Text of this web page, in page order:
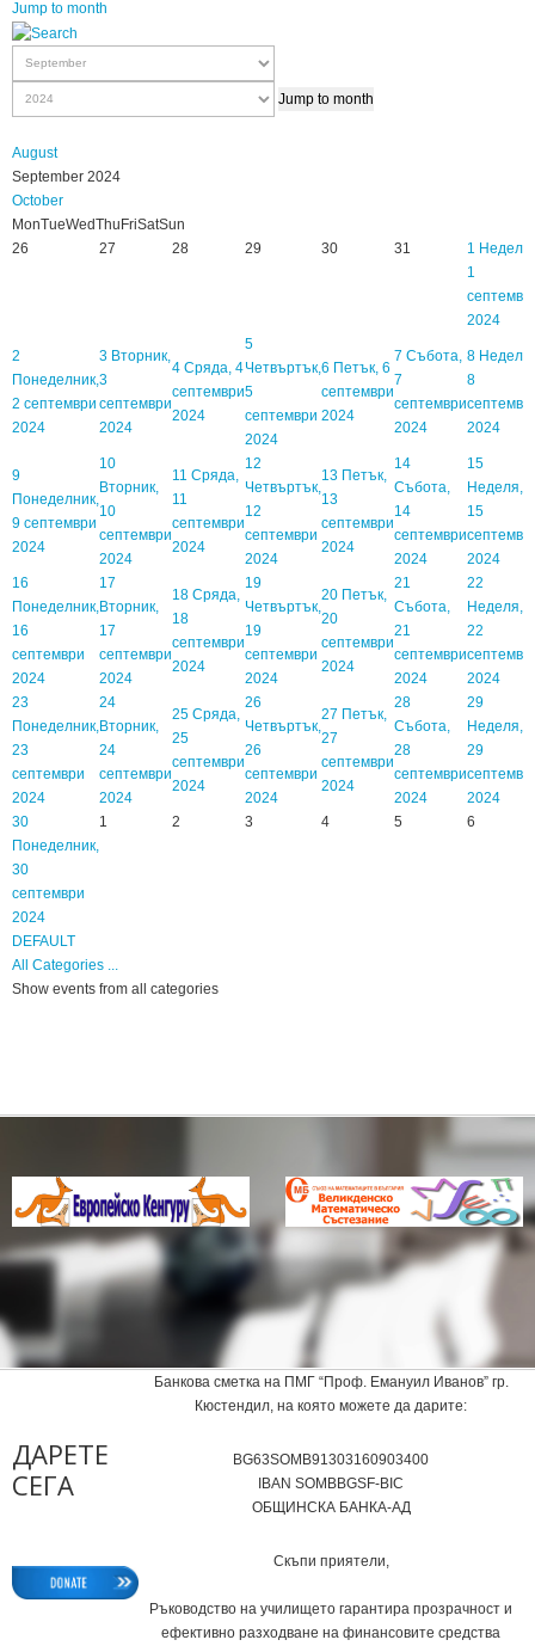
Jump to month
Jump to month
August
September 2024
October
MonTueWedThuFriSatSun
26
27 28 29 30 31 1 Неделя,
1
2024
2
Понеделник,
2 септември
2024
3 Вторник,
3
септември
2024
4 Сряда, 4
септември
2024
5
Четвъртък,
5
септември
2024
6 Петък, 6
септември
2024
7 Събота,
7
септември
2024
8 Неделя,
8
2024
9
Понеделник,
9 септември
2024
10
Вторник,
10
септември
2024
11 Сряда,
11
септември
2024
12
Четвъртък,
12
септември
2024
13 Петък,
13
септември
2024
14
Събота,
14
септември
2024
15
Неделя,
15
2024
16
Понеделник,
16
септември
2024
17
Вторник,
17
септември
2024
18 Сряда,
18
септември
2024
19
Четвъртък,
19
септември
2024
20 Петък,
20
септември
2024
21
Събота,
21
септември
2024
22
Неделя,
22
2024
23
Понеделник,
23
септември
2024
24
Вторник,
24
септември
2024
25 Сряда,
25
септември
2024
26
Четвъртък,
26
септември
2024
27 Петък,
27
септември
2024
28
Събота,
28
септември
2024
29
Неделя,
29
2024
30
Понеделник,
30
септември
2024
1 2 3 4 5 6
DEFAULT
All Categories ...
Show events from all categories
ДАРЕТЕ
СЕГА
Банкова сметка на ПМГ “Проф. Емануил Иванов” гр.
Кюстендил, на която можете да дарите:
BG63SOMB91303160903400
IВAN SOMBBGSF-BIC
ОБЩИНСКА БАНКА-АД
Скъпи приятели,
Ръководство на училището гарантира прозрачност и
ефективно разходване на финансовите средства